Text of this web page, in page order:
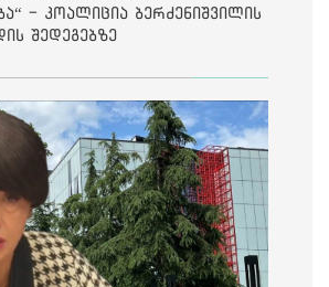
- კოალიცია ბერძენიშვილის
შედეგებზე